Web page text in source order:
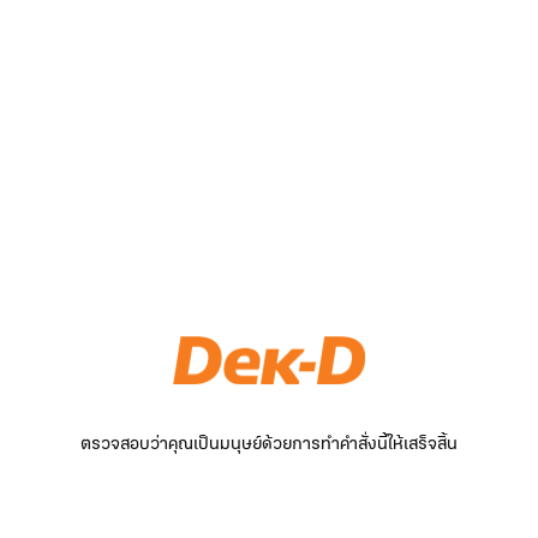
ตรวจสอบว่าคุณเป็นมนุษย์ด้วยการทำคำสั่งนี้ให้เสร็จสิ้น